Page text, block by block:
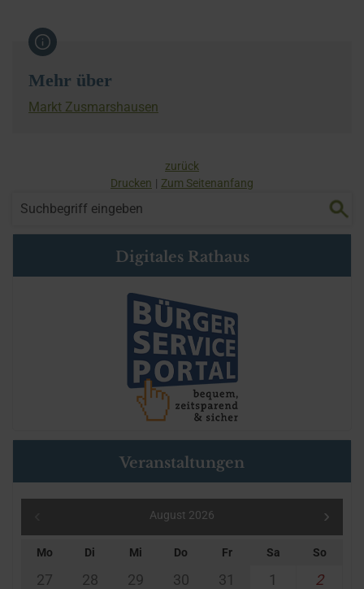
Mehr über
Markt Zusmarshausen
zurück
Drucken
Zum Seitenanfang
Digitales Rathaus
Veranstaltungen
August 2026
Mo Di Mi Do Fr Sa So
27 28 29 30 31 1
2